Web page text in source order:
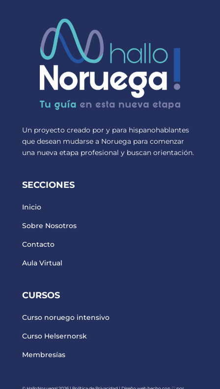
Un proyecto creado por y para hispanohablantes
que desean mudarse a Noruega para comenzar
una nueva etapa profesional y buscan orientación.
SECCIONES
Inicio
Sobre Nosotros
Contacto
Aula Virtual
CURSOS
Curso noruego intensivo
Curso Helsernorsk
Membresías